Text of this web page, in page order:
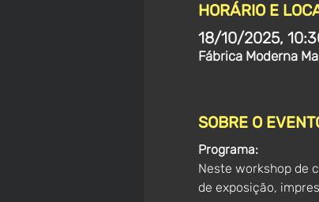
HORÁRIO E
18/10/2025,
Fábrica Moderna
SOBRE O
Programa:
Neste workshop de
de exposição,